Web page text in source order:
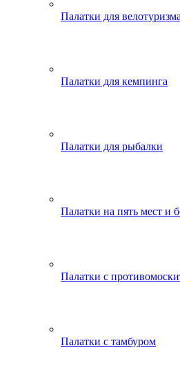
Палатки для велотуризма
Палатки для кемпинга
Палатки для рыбалки
Палатки на пять мест и
Палатки с
Палатки с тамбуром